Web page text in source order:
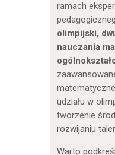
ramach
olimpijski,
nauczania
udziału w
tworzenie
rozwijaniu
Warto